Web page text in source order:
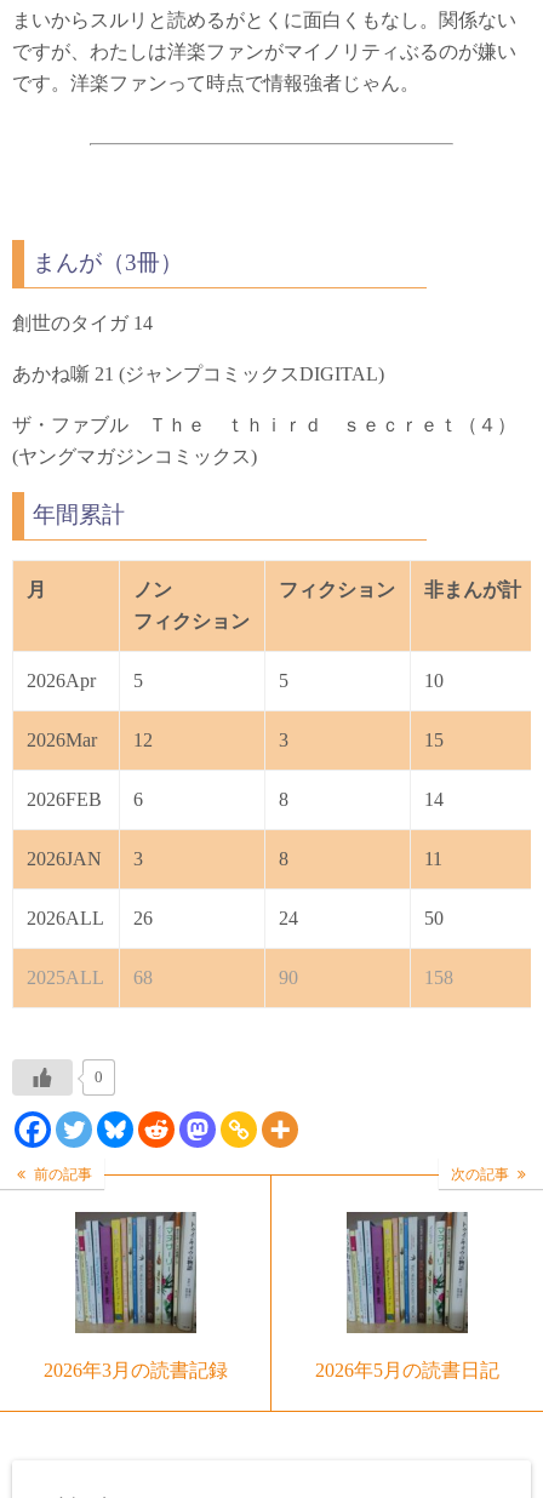
まいからスルリと読めるがとくに面白くもなし。関係ない
ですが、わたしは洋楽ファンがマイノリティぶるのが嫌い
です。洋楽ファンって時点で情報強者じゃん。
まんが（3冊）
創世のタイガ 14
あかね噺 21 (ジャンプコミックスDIGITAL)
ザ・ファブル Ｔｈｅ ｔｈｉｒｄ ｓｅｃｒｅｔ（４）
(ヤングマガジンコミックス)
年間累計
月
ノン
フィクション
フィクション 非まんが計
2026Apr 5 5 10
2026Mar 12 3 15
2026FEB 6 8 14
2026JAN 3 8 11
2026ALL 26 24 50
2025ALL 68 90 158
0
前の記事
2026年3月の読書記録
次の記事
2026年5月の読書日記